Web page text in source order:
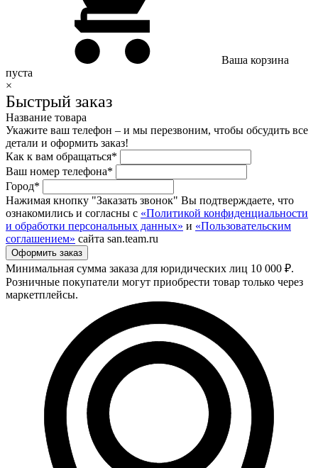
Ваша корзина
пуста
×
Быстрый заказ
Название товара
Укажите ваш телефон – и мы перезвоним, чтобы обсудить все
детали и оформить заказ!
Как к вам обращаться*
Ваш номер телефона*
Город*
Нажимая кнопку "Заказать звонок" Вы подтверждаете, что
ознакомились и согласны с «Политикой конфиденциальности
и обработки персональных данных» и «Пользовательским
соглашением» сайта san.team.ru
Минимальная сумма заказа для юридических лиц 10 000 ₽.
Розничные покупатели могут приобрести товар только через
маркетплейсы.